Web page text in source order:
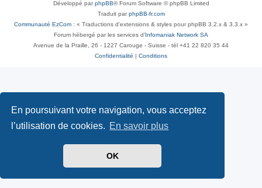
En poursuivant votre navigation, vous acceptez
l’utilisation de cookies. En savoir plus
OK
Développé parphpBB® Forum Software © phpBB Limited
Traduit parphpBB-fr.com
Communauté EzCom : « Traductions d'extensions & styles pour phpBB 3.2.x & 3.3.x »
Forum hébergé par les services d’ Infomaniak Network SA
Avenue de la Praille, 26 - 1227 Carouge - Suisse - tél +41 22 820 35 44
Confidentialité
Conditions